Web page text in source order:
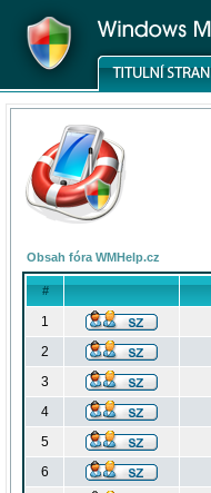
Obsah fóra WMHelp.cz
#
1
2
3
4
5
6